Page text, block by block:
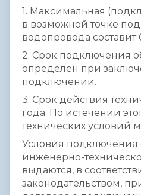
1. Максимальная
в возможной точке
водопровода составит
2. Срок подключения
определен при
подключении.
3. Срок действия
года. По истечении
технических условий
Условия подключения
инженерно-
выдаются, в
законодательством,